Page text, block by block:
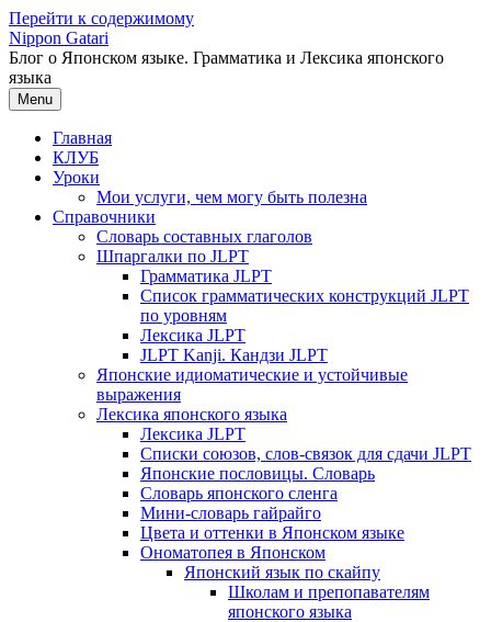
Перейти к содержимому
Nippon Gatari
Блог о Японском языке. Грамматика и Лексика японского
языка
Menu
Главная
КЛУБ
Уроки
Мои услуги, чем могу быть полезна
Справочники
Словарь составных глаголов
Шпаргалки по JLPT
Грамматика JLPT
Список грамматических конструкций JLPT
по уровням
Лексика JLPT
JLPT Kanji. Кандзи JLPT
Японские идиоматические и устойчивые
выражения
Лексика японского языка
Лексика JLPT
Списки союзов, слов-связок для сдачи JLPT
Японские пословицы. Словарь
Словарь японского сленга
Мини-словарь гайрайго
Цвета и оттенки в Японском языке
Ономатопея в Японском
Японский язык по скайпу
Школам и препопавателям
японского языка